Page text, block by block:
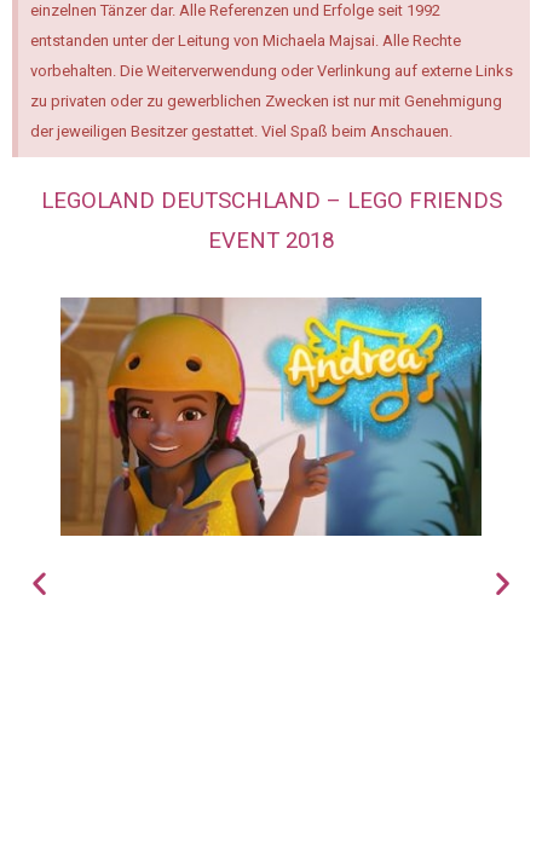
einzelnen Tänzer dar. Alle Referenzen und Erfolge seit 1992
entstanden unter der Leitung von Michaela Majsai. Alle Rechte
vorbehalten. Die Weiterverwendung oder Verlinkung auf externe Links
zu privaten oder zu gewerblichen Zwecken ist nur mit Genehmigung
der jeweiligen Besitzer gestattet. Viel Spaß beim Anschauen.
LEGOLAND DEUTSCHLAND – LEGO FRIENDS
EVENT 2018